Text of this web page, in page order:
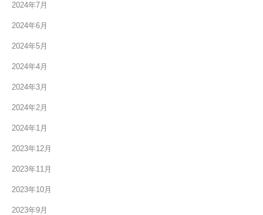
2024年7月
2024年6月
2024年5月
2024年4月
2024年3月
2024年2月
2024年1月
2023年12月
2023年11月
2023年10月
2023年9月